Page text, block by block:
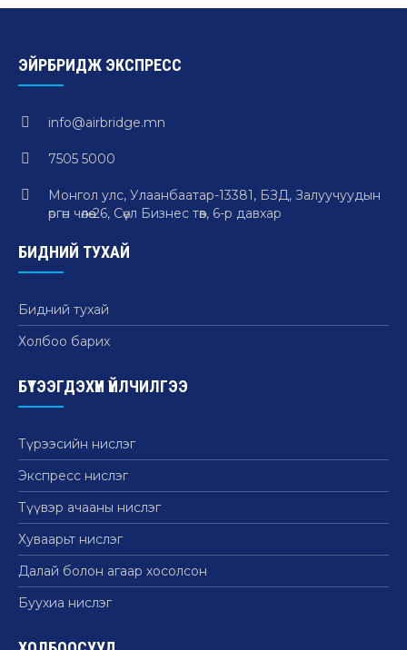
ЭЙРБРИДЖ ЭКСПРЕСС
info@airbridge.mn
7505 5000
Монгол улс, Улаанбаатар-13381, БЗД, Залуучуудын
өргөн чөлөө-26, Сөүл Бизнес төв, 6-р давхар
БИДНИЙ ТУХАЙ
Бидний тухай
Холбоо барих
БҮТЭЭГДЭХҮҮН ҮЙЛЧИЛГЭЭ
Түрээсийн нислэг
Экспресс нислэг
Түүвэр ачааны нислэг
Хуваарьт нислэг
Далай болон агаар хосолсон
Буухиа нислэг